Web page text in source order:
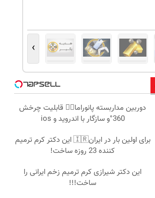
›
دوربین مداربسته پانوراما👈🏻 قابلیت چرخش
360°و سازگار با اندروید و ios
برای اولین بار در ایران🇮🇷 این دکتر کرم ترمیم
کننده 23 روزه ساخت!
این دکتر شیرازی کرم ترمیم زخم ایرانی را
ساخت!!!